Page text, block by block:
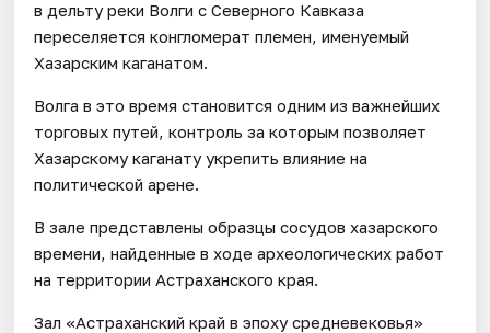
в дельту реки Волги с Северного Кавказа
переселяется конгломерат племен, именуемый
Хазарским каганатом.
Волга в это время становится одним из важнейших
торговых путей, контроль за которым позволяет
Хазарскому каганату укрепить влияние на
политической арене.
В зале представлены образцы сосудов хазарского
времени, найденные в ходе археологических работ
на территории Астраханского края.
Зал «Астраханский край в эпоху средневековья»